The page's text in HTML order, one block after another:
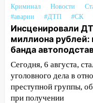
15:47
На улице
курьера:
15:15 Проводил
новый кавалер
рецидивистом
14:26 В
по улице
Криминал Новости
#аварии
#ДТП #СК
Инсценировали
миллиона рублей:
банда
Сегодня, 6 августа,
уголовного дела в
преступной группы,
при получении